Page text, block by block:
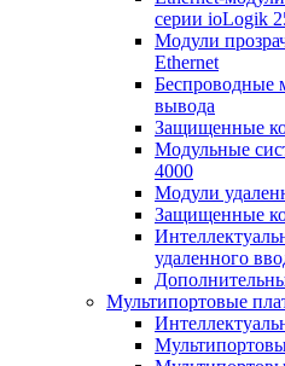
серии ioLogik
Модули
Ethernet
Беспроводные
вывода
Защищенные
Модульные
4000
Модули
Защищенные
удаленного
Мультипортовые